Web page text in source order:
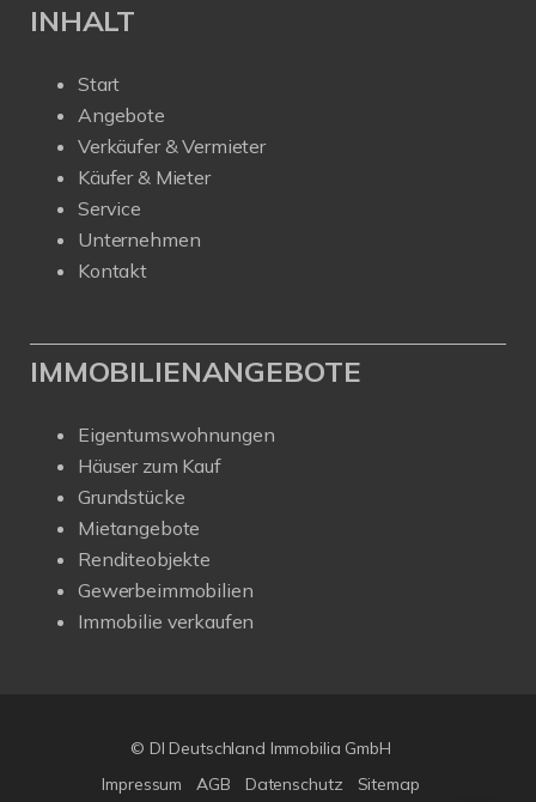
INHALT
Start
Angebote
Verkäufer & Vermieter
Käufer & Mieter
Service
Unternehmen
Kontakt
IMMOBILIENANGEBOTE
Eigentumswohnungen
Häuser zum Kauf
Grundstücke
Mietangebote
Renditeobjekte
Gewerbeimmobilien
Immobilie verkaufen
© DI Deutschland Immobilia GmbH
Impressum
AGB Datenschutz Sitemap